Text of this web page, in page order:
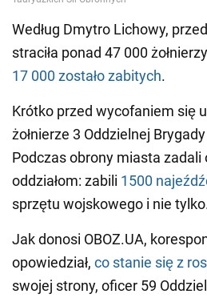
Według Dmytro Lichowy,
straciła ponad 47 000
17 000 zostało zabitych.
Krótko przed wycofaniem się
żołnierze 3 Oddzielnej
Podczas obrony miasta
oddziałom: zabili 1500
sprzętu wojskowego i nie
Jak donosi OBOZ.UA,
opowiedział, co stanie się z
swojej strony, oficer 59